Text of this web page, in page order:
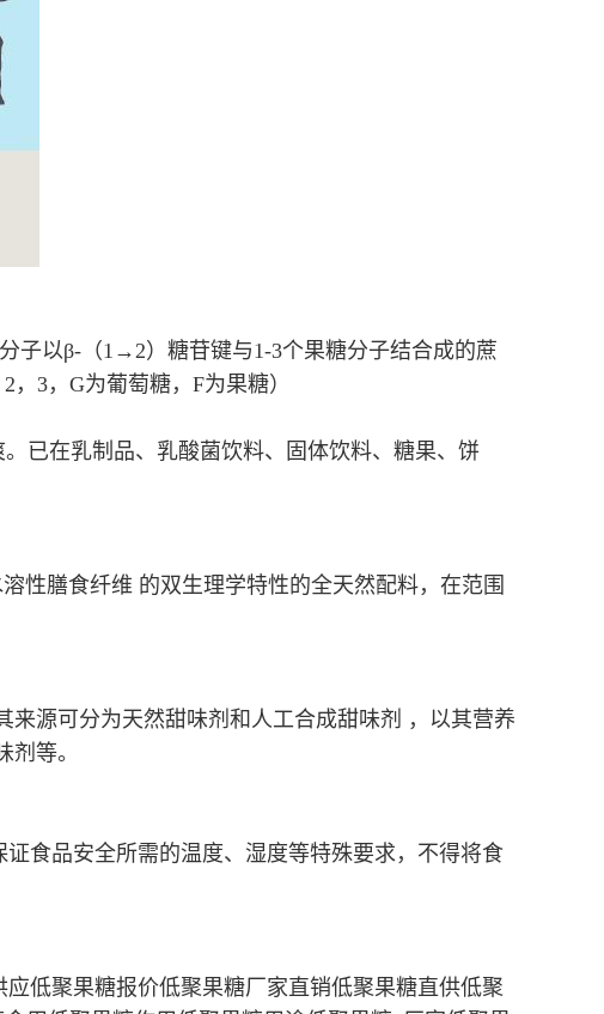
子以β-（1→2）糖苷键与1-3个果糖分子结合成的蔗
3，G为葡萄糖，F为果糖）
已在乳制品、乳酸菌饮料、固体饮料、糖果、饼
性膳食纤维 的双生理学特性的全天然配料，在范围
源可分为天然甜味剂和人工合成甜味剂 ，以其营养
等。
食品安全所需的温度、湿度等特殊要求，不得将食
低聚果糖报价低聚果糖厂家直销低聚果糖直供低聚